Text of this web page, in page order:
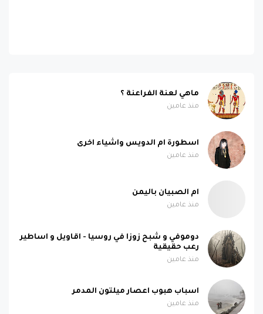
ماهي لعنة الفراعنة ؟
منذ عامين
اسطورة ام الدويس واشياء اخرى
منذ عامين
ام الصبيان باليمن
منذ عامين
دوموفي و شبح زوزا في روسيا - اقاويل و اساطير
رعب حقيقية
منذ عامين
اسباب هبوب اعصار ميلتون المدمر
منذ عامين